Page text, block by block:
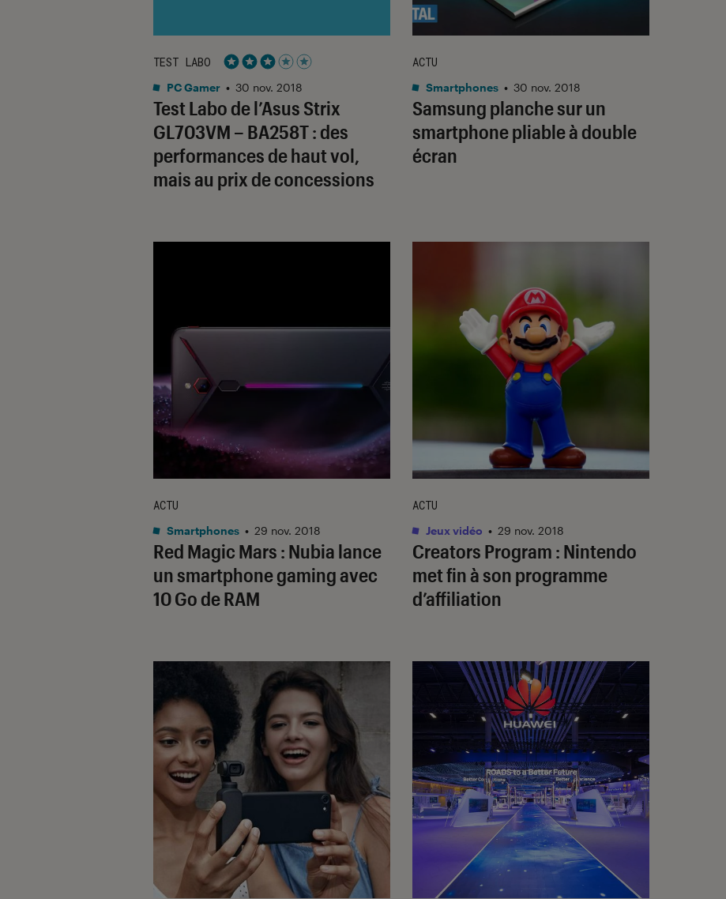
Test Labo de l’Asus Strix
GL703VM – BA258T : des
performances de haut vol,
mais au prix de concessions
TEST LABO
Noté 3 étoiles sur 5
PC Gamer • 30 nov. 2018
Samsung planche sur un
smartphone pliable à double
écran
ACTU
Smartphones • 30 nov. 2018
Red Magic Mars : Nubia lance
un smartphone gaming avec
10 Go de RAM
ACTU
Smartphones • 29 nov. 2018
Creators Program : Nintendo
met fin à son programme
d’affiliation
ACTU
Jeux vidéo • 29 nov. 2018